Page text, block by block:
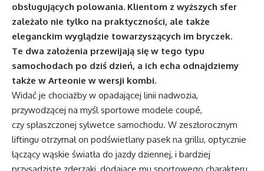
obsługujących polowania. Klientom z wyższych sfer
zależało nie tylko na praktyczności, ale także
eleganckim wyglądzie towarzyszących im bryczek.
Te dwa założenia przewijają się w tego typu
samochodach po dziś dzień, a ich echa odnajdziemy
także w Arteonie w wersji kombi.
Widać je chociażby w opadającej linii nadwozia,
przywodzącej na myśl sportowe modele coupé,
czy spłaszczonej sylwetce samochodu. W zeszłorocznym
liftingu otrzymał on podświetlany pasek na grillu, optycznie
łączący wąskie światła do jazdy dziennej, i bardziej
przysadziste zderzaki, dodające mu sportowego charakteru.